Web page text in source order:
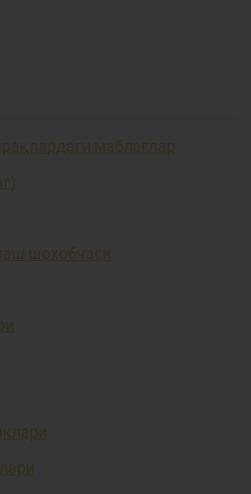
маблағлар
шохобчаси